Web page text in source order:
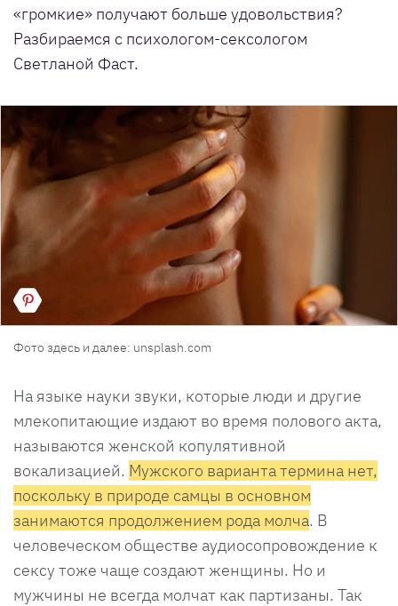
«громкие» получают больше удовольствия?
Разбираемся с психологом-сексологом
Светланой Фаст.
Фото здесь и далее: unsplash.com
На языке науки звуки, которые люди и другие
млекопитающие издают во время полового акта,
называются женской копулятивной
вокализацией. Мужского варианта термина нет,
поскольку в природе самцы в основном
занимаются продолжением рода молча. В
человеческом обществе аудиосопровождение к
сексу тоже чаще создают женщины. Но и
мужчины не всегда молчат как партизаны. Так